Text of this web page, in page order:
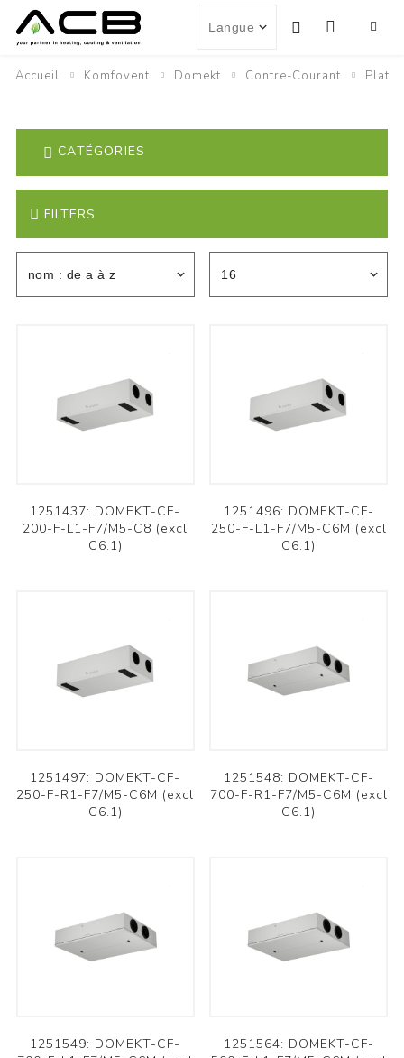
Accueil Komfovent Domekt Contre-Courant Plat
FILTERS
1251437: DOMEKT-CF-
200-F-L1-F7/M5-C8 (excl
C6.1)
1251496: DOMEKT-CF-
250-F-L1-F7/M5-C6M (excl
C6.1)
1251497: DOMEKT-CF-
250-F-R1-F7/M5-C6M (excl
C6.1)
1251548: DOMEKT-CF-
700-F-R1-F7/M5-C6M (excl
C6.1)
1251549: DOMEKT-CF-
1251564: DOMEKT-CF-
CATÉGORIES